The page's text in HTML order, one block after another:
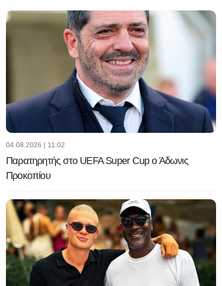
04.08.2026 | 11:02
Παρατηρητής στο UEFA Super Cup ο Άδωνις
Προκοπίου